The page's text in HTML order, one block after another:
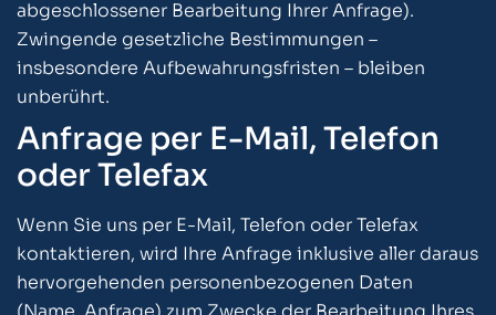
abgeschlossener Bearbeitung Ihrer Anfrage).
Zwingende gesetzliche Bestimmungen –
insbesondere Aufbewahrungsfristen – bleiben
unberührt.
Anfrage per E-Mail, Telefon
oder Telefax
Wenn Sie uns per E-Mail, Telefon oder Telefax
kontaktieren, wird Ihre Anfrage inklusive aller daraus
hervorgehenden personenbezogenen Daten